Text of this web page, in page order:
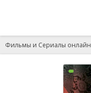
Фильмы и Сериалы онлайн